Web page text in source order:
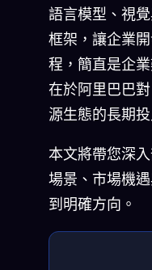
語言模型、視
框架，讓企業
程，簡直是企
在於阿里巴巴
源生態的長期投
本文將帶您深
場景、市場機
到明確方向。